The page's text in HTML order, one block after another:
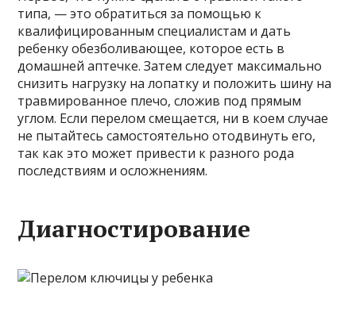
типа, — это обратиться за помощью к
квалифицированным специалистам и дать
ребенку обезболивающее, которое есть в
домашней аптечке. Затем следует максимально
снизить нагрузку на лопатку и положить шину на
травмированное плечо, сложив под прямым
углом. Если перелом смещается, ни в коем случае
не пытайтесь самостоятельно отодвинуть его,
так как это может привести к разного рода
последствиям и осложнениям.
Диагностирование